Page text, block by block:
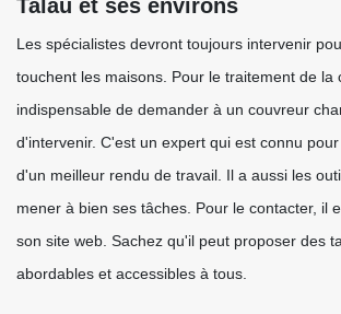
Talau et ses environs
Les spécialistes devront toujours intervenir
touchent les maisons. Pour le traitement de la
indispensable de demander à un couvreur
d'intervenir. C'est un expert qui est connu
d'un meilleur rendu de travail. Il a aussi les
mener à bien ses tâches. Pour le contacter, il
son site web. Sachez qu'il peut proposer des
abordables et accessibles à tous.